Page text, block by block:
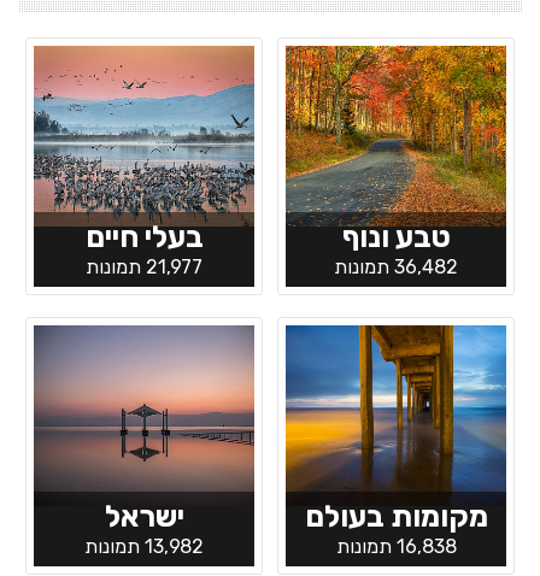
טבע ונוף
36,482 תמונות
בעלי חיים
21,977 תמונות
מקומות בעולם
16,838 תמונות
ישראל
13,982 תמונות